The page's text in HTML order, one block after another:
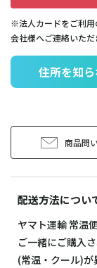
※法人カードをご利用
会社様へご連絡いただ
住所を知
商品問
配送方法につい
ヤマト運輸 常温
ご一緒にご購入
(常温・クール)